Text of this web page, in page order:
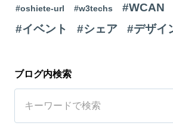
#oshiete-url #w3techs #WCAN
#イベント
#シェア #デザイ
ブログ内検索